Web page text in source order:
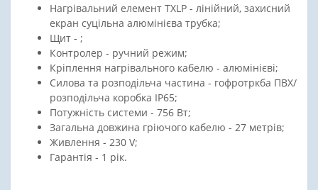
Нагрівальний елемент ТХLP - лінійний, захисний
екран суцільна алюмінієва трубка;
Щит - ;
Контролер - ручний режим;
Кріплення нагрівального кабелю - алюмінієві;
Силова та розподільча частина - гофротркба ПВХ/
розподільча коробка ІР65;
Потужність системи - 756 Вт;
Загальна довжина гріючого кабелю - 27 метрів;
Живлення - 230 V;
Гарантія - 1 рік.